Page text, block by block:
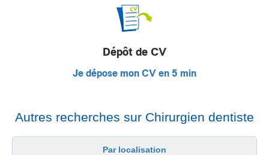
Dépôt de CV
Je dépose mon CV en 5 min
Autres recherches sur Chirurgien dentiste
Par localisation